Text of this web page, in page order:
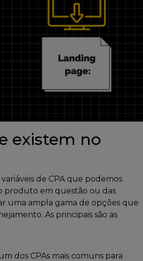
existem no
de CPA que podemos
produto em questão ou das
uma ampla gama de opções que
As principais são as
dos CPAs mais comuns para